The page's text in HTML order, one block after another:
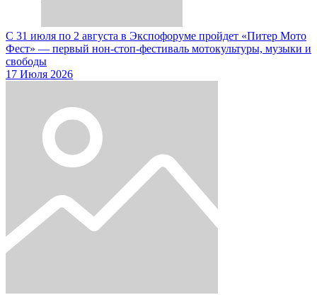
С 31 июля по 2 августа в Экспофоруме пройдет «Питер Мото
Фест» — первый нон-стоп-фестиваль мотокультуры, музыки и
свободы
17 Июля 2026